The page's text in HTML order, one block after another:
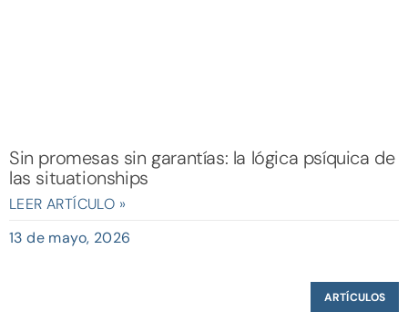
Sin promesas sin garantías: la lógica psíquica de
las situationships
LEER ARTÍCULO »
13 de mayo, 2026
ARTÍCULOS